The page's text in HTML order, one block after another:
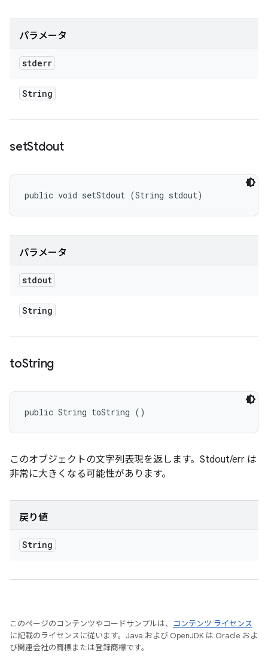
パラメータ
stderr
String
setStdout
public void setStdout (String stdout)
パラメータ
stdout
String
toString
public String toString ()
このオブジェクトの文字列表現を返します。Stdout/err は
非常に大きくなる可能性があります。
戻り値
String
このページのコンテンツやコードサンプルは、
コンテンツ ライセンス
に記載のライセンスに従います。Java および OpenJDK は Oracle およ
び関連会社の商標または登録商標です。